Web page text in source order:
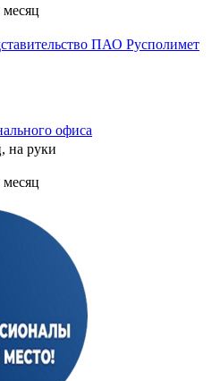
ПАО Русполимет
офиса
на руки